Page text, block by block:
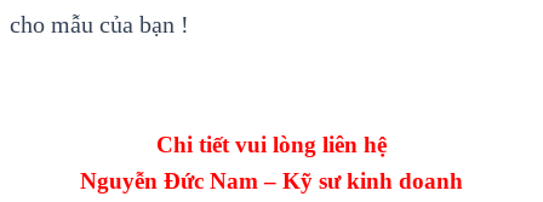
cho mẫu của bạn !
Chi tiết vui lòng liên hệ
Nguyễn Đức Nam – Kỹ sư kinh doanh